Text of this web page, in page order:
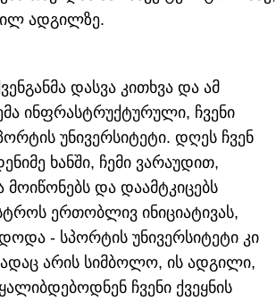
ადგილზე.
დასვა კითხვა და ამ
ინფრასტრუქტურული, ჩვენი
უნივერსიტეტი. დღეს ჩვენ
ხანში, ჩემი ვარაუდით,
და დაამტკიცებს
ერთობლივ ინიციატივას,
- სპორტის უნივერსიტეტი კი
არის სიმბოლო, ის ადგილი,
ჩვენი ქვეყნის